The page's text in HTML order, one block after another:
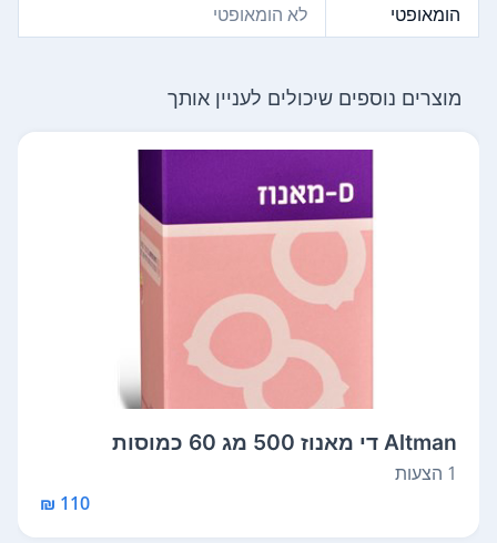
הומאופטי
לא הומאופטי
מוצרים נוספים שיכולים לעניין אותך
Altman די מאנוז 500 מג 60 כמוסות
1 הצעות
110 ₪